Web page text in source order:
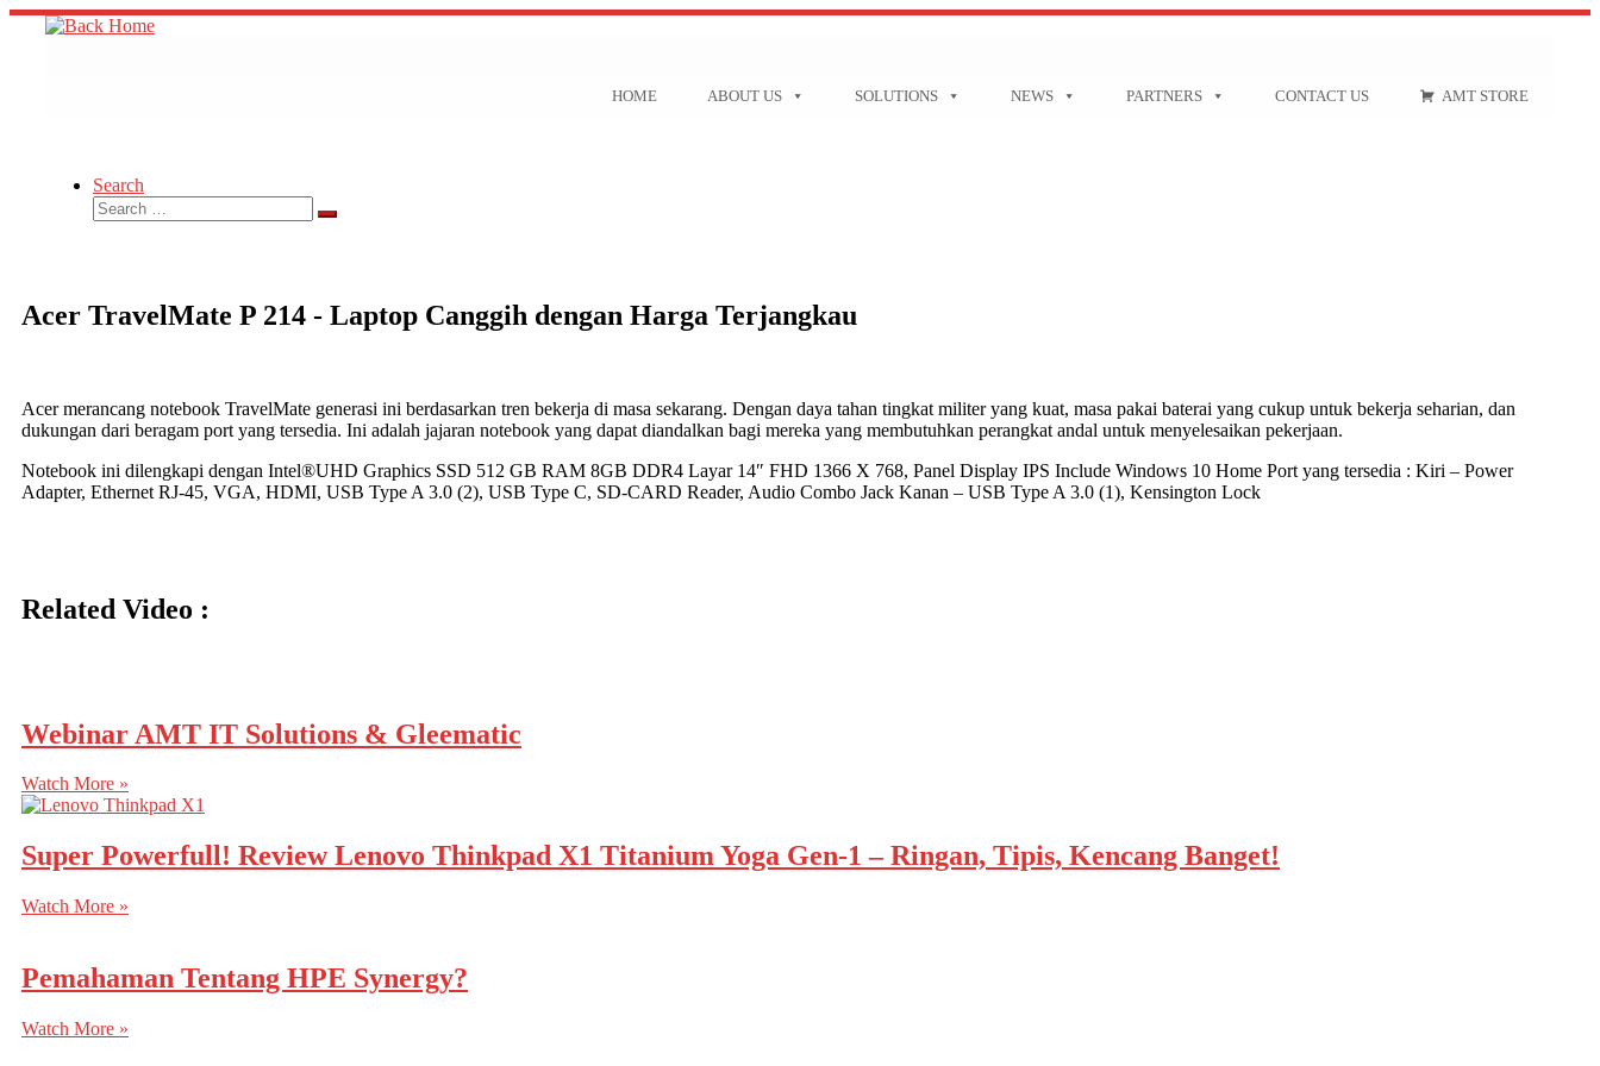
Skip
HOME ABOUT US SOLUTIONS NEWS PARTNERS CONTACT US AMT STORE
Search
Search
Search
Acer TravelMate P 214 - Laptop Canggih dengan Harga Terjangkau
Acer merancang notebook TravelMate generasi ini berdasarkan tren bekerja di masa sekarang. Dengan daya tahan tingkat militer yang kuat, masa pakai baterai yang cukup untuk bekerja seharian, dan
dukungan dari beragam port yang tersedia. Ini adalah jajaran notebook yang dapat diandalkan bagi mereka yang membutuhkan perangkat andal untuk menyelesaikan pekerjaan.
Notebook ini dilengkapi dengan Intel®UHD Graphics SSD 512 GB RAM 8GB DDR4 Layar 14″ FHD 1366 X 768, Panel Display IPS Include Windows 10 Home Port yang tersedia : Kiri – Power
Adapter, Ethernet RJ-45, VGA, HDMI, USB Type A 3.0 (2), USB Type C, SD-CARD Reader, Audio Combo Jack Kanan – USB Type A 3.0 (1), Kensington Lock
Related Video :
Webinar AMT IT Solutions & Gleematic
Watch More »
Super Powerfull! Review Lenovo Thinkpad X1 Titanium Yoga Gen-1 – Ringan, Tipis, Kencang Banget!
Watch More »
Pemahaman Tentang HPE Synergy?
Watch More »